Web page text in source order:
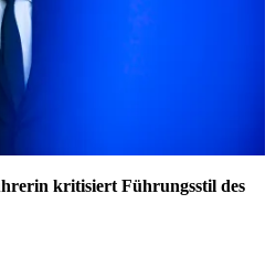
kritisiert Führungsstil des